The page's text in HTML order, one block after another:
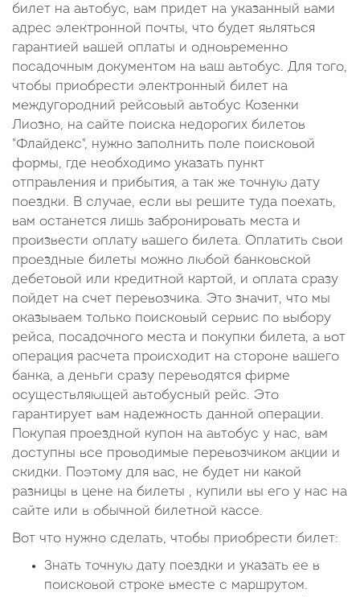
билет на автобус, вам придет на указанный вами
адрес электронной почты, что будет являться
гарантией вашей оплаты и одновременно
посадочным документом на ваш автобус. Для того,
чтобы приобрести электронный билет на
междугородний рейсовый автобус Козенки
Лиозно, на сайте поиска недорогих билетов
"Флайдекс", нужно заполнить поле поисковой
формы, где необходимо указать пункт
отправления и прибытия, а так же точную дату
поездки. В случае, если вы решите туда поехать,
вам останется лишь забронировать места и
произвести оплату вашего билета. Оплатить свои
проездные билеты можно любой банковской
дебетовой или кредитной картой, и оплата сразу
пойдет на счет перевозчика. Это значит, что мы
оказываем только поисковый сервис по выбору
рейса, посадочного места и покупки билета, а вот
операция расчета происходит на стороне вашего
банка, а деньги сразу переводятся фирме
осуществляющей автобусный рейс. Это
гарантирует вам надежность данной операции.
Покупая проездной купон на автобус у нас, вам
доступны все проводимые перевозчиком акции и
скидки. Поэтому для вас, не будет ни какой
разницы в цене на билеты , купили вы его у нас на
сайте или в обычной билетной кассе.
Вот что нужно сделать, чтобы приобрести билет:
Знать точную дату поездки и указать ее в
поисковой строке вместе с маршрутом.